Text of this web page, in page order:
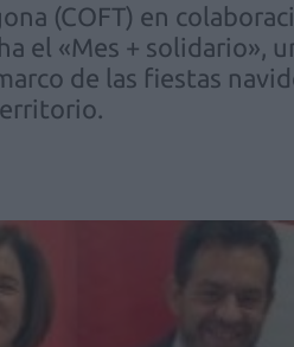
(COFT) en
el «Mes + solidario»,
de las fiestas